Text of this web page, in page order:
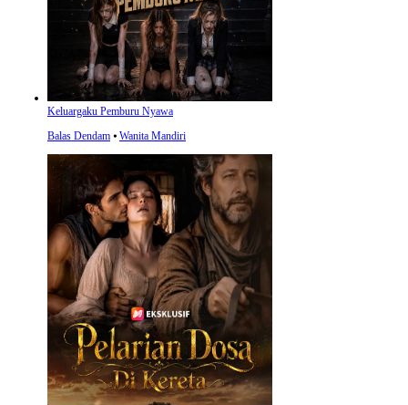
Keluargaku Pemburu Nyawa
Balas Dendam ⦁ Wanita Mandiri